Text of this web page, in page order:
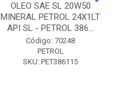
OLEO SAE SL 20W50
MINERAL PETROL 24X1LT
API SL - PETROL 386...
Código: 70248
PETROL
SKU: PET386115